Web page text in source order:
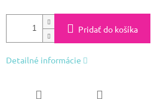
Pridať do košíka
Detailné informácie